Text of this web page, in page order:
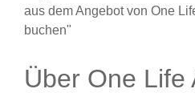
aus dem Angebot von One
buchen"
Über One Life